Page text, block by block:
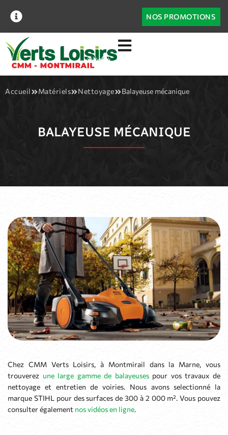
NOS PROMOTIONS
Accueil Matériels Nettoyage Balayeuse mécanique
BALAYEUSE MÉCANIQUE
Chez CMM Verts Loisirs, à Montmirail dans la Marne, vous
trouverez une large gamme de balayeusespour vos travaux de
nettoyage et entretien de voiries. Nous avons selectionné la
marque STIHL pour des surfaces de 300 à 2 000 m². Vous pouvez
consulter également nos vidéos en ligne.